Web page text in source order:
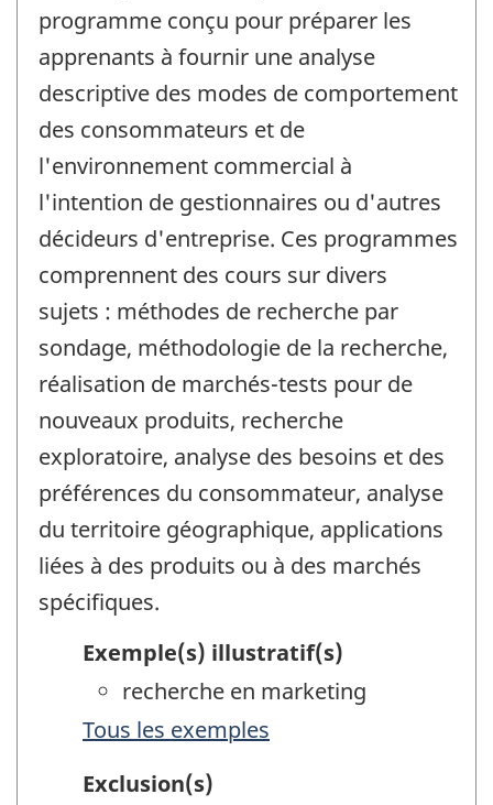
programme conçu pour préparer les
apprenants à fournir une analyse
descriptive des modes de comportement
des consommateurs et de
l'environnement commercial à
l'intention de gestionnaires ou d'autres
décideurs d'entreprise. Ces programmes
comprennent des cours sur divers
sujets : méthodes de recherche par
sondage, méthodologie de la recherche,
réalisation de marchés-tests pour de
nouveaux produits, recherche
exploratoire, analyse des besoins et des
préférences du consommateur, analyse
du territoire géographique, applications
liées à des produits ou à des marchés
spécifiques.
Exemple(s) illustratif(s)
recherche en marketing
Tous les exemples
Exclusion(s)